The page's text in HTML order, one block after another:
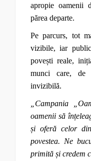
apropie oamenii
părea departe.
Pe parcurs, tot
vizibile, iar
povești reale,
munci care, de
invizibilă.
„Campania
oamenii să
și oferă celor
povestea. Ne
primită și credem